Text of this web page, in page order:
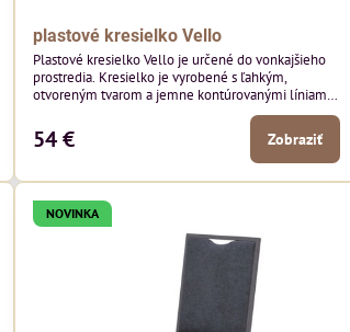
plastové kresielko Vello
Plastové kresielko Vello je určené do vonkajšieho
prostredia. Kresielko je vyrobené s ľahkým,
otvoreným tvarom a jemne kontúrovanými líniami.
Horizontálne lamely operadla a jemne zaoblené
podrúčky dodávajú kresielku ležérny, letný nádych.
Tento model bude vyzerať skvele vo vonkajších
jedálenských priestoroch, pri reštauračných stoloch
a v bistrových priestoroch.
54 € Zobraziť
NOVINKA